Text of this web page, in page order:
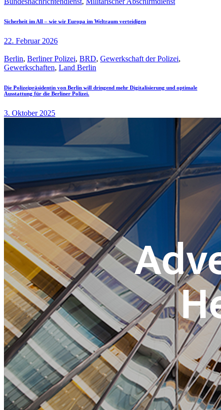
Sicherheit im All – wie wir Europa im Weltraum verteidigen
22. Februar 2026
Berlin, Berliner Polizei, BRD, Gewerkschaft der Polizei,
Gewerkschaften, Land Berlin
Die Polizeipräsidentin von Berlin will dringend mehr Digitalisierung und optimale
Ausstattung für die Berliner Polizei.
3. Oktober 2025